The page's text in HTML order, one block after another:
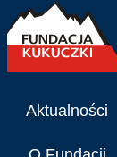
Aktualności